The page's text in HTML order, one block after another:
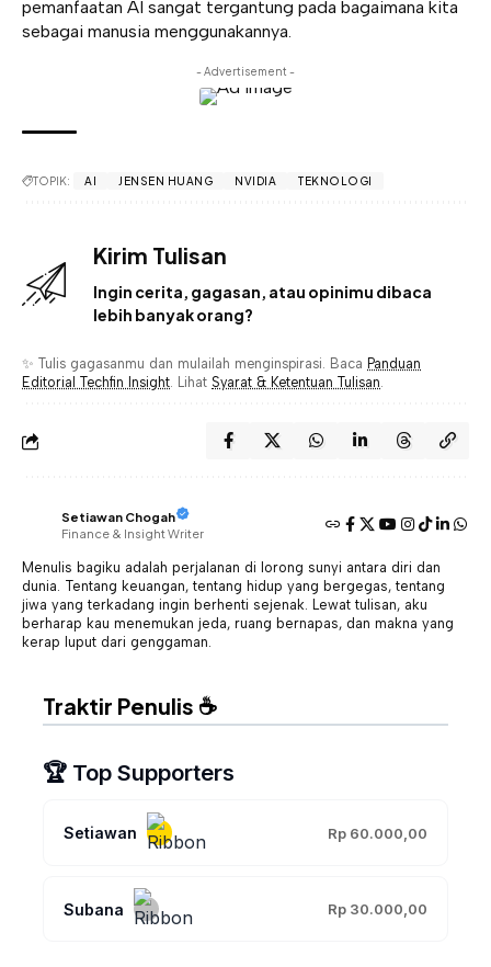
pemanfaatan AI sangat tergantung pada bagaimana kita
sebagai manusia menggunakannya.
- Advertisement -
TOPIK: AI JENSEN HUANG NVIDIA TEKNOLOGI
Kirim Tulisan
Ingin cerita, gagasan, atau opinimu dibaca
lebih banyak orang?
✨ Tulis gagasanmu dan mulailah menginspirasi. Baca Panduan
Editorial Techfin Insight. Lihat Syarat & Ketentuan Tulisan.
Setiawan Chogah
Finance & Insight Writer
Menulis bagiku adalah perjalanan di lorong sunyi antara diri dan
dunia. Tentang keuangan, tentang hidup yang bergegas, tentang
jiwa yang terkadang ingin berhenti sejenak. Lewat tulisan, aku
berharap kau menemukan jeda, ruang bernapas, dan makna yang
kerap luput dari genggaman.
Traktir Penulis ☕
🏆 Top Supporters
Setiawan Rp 60.000,00
Subana Rp 30.000,00